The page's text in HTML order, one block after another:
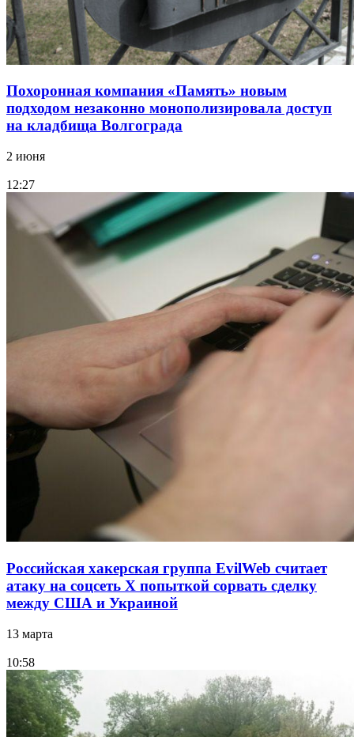
Похоронная компания «Память» новым
подходом незаконно монополизировала доступ
на кладбища Волгограда
2 июня
12:27
Российская хакерская группа EvilWeb считает
атаку на соцсеть Х попыткой сорвать сделку
между США и Украиной
13 марта
10:58